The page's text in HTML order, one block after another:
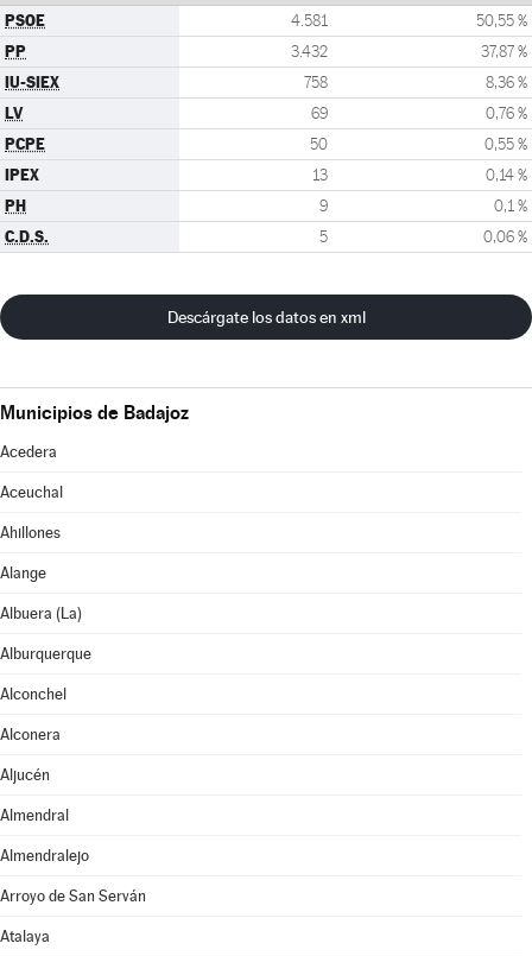
PSOE 4.581 50,55 %
PP 3.432 37,87 %
IU-SIEX 758 8,36 %
LV 69 0,76 %
PCPE 50 0,55 %
IPEX 13 0,14 %
PH 9 0,1 %
C.D.S. 5 0,06 %
Descárgate los datos en xml
Municipios de Badajoz
Acedera
Aceuchal
Ahillones
Alange
Albuera (La)
Alburquerque
Alconchel
Alconera
Aljucén
Almendral
Almendralejo
Arroyo de San Serván
Atalaya